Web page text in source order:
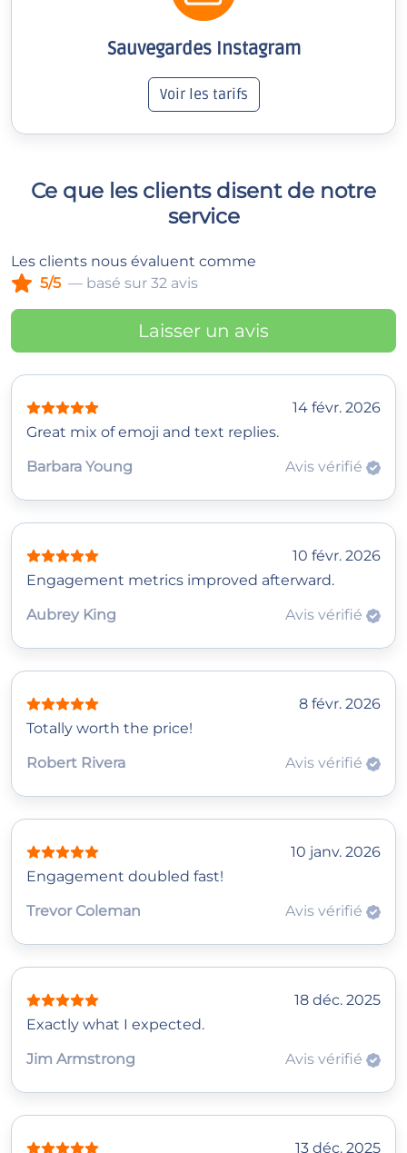
Sauvegardes Instagram
Voir les tarifs
Ce que les clients disent de notre
service
Les clients nous évaluent comme
5/5 — basé sur 32 avis
Laisser un avis
14 févr. 2026
Great mix of emoji and text replies.
Barbara Young
Avis vérifié
10 févr. 2026
Engagement metrics improved afterward.
Aubrey King
Avis vérifié
8 févr. 2026
Totally worth the price!
Robert Rivera
Avis vérifié
10 janv. 2026
Engagement doubled fast!
Trevor Coleman
Avis vérifié
18 déc. 2025
Exactly what I expected.
Jim Armstrong
Avis vérifié
13 déc. 2025